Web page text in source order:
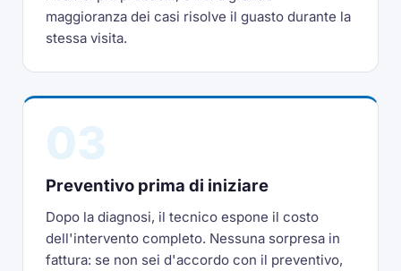
maggioranza dei casi risolve il guasto durante la
stessa visita.
Preventivo prima di iniziare
Dopo la diagnosi, il tecnico espone il costo
dell'intervento completo. Nessuna sorpresa in
fattura: se non sei d'accordo con il preventivo,